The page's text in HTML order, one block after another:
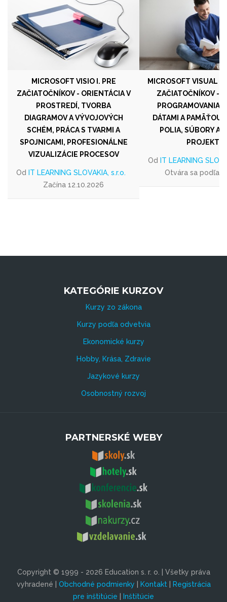
MICROSOFT VISIO I. PRE
ZAČIATOČNÍKOV - ORIENTÁCIA V
PROSTREDÍ, TVORBA
DIAGRAMOV A VÝVOJOVÝCH
SCHÉM, PRÁCA S TVARMI A
SPOJNICAMI, PROFESIONÁLNE
VIZUALIZÁCIE PROCESOV
Od IT LEARNING SLOVAKIA, s.r.o.
Začína 12.10.2026
MICROSOFT VISUAL
ZAČIATOČNÍKOV -
PROGRAMOVANIA,
DÁTAMI A PAMÄŤOU,
POLIA, SÚBORY A
PROJEKTY
Od IT LEARNING
Otvára sa podľa
KATEGÓRIE KURZOV
Kurzy zo zákona
Kurzy podľa odvetvia
Ekonomické kurzy
Hobby, Krása, Zdravie
Jazykové kurzy
Osobnostný rozvoj
PARTNERSKÉ WEBY
Copyright © 1999 - 2026 Education s. r. o. | Všetky práva
vyhradené | Obchodné podmienky | Kontakt| Registrácia
pre inštitúcie | Inštitúcie